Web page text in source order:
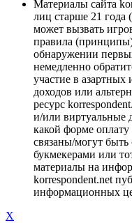
Материалы сайта
лиц старше 21 года
может вызвать
правила
обнаружении
немедленно
участие в азартных
доходов или
ресурс
и/или виртуальные
какой форме
связаны/могут
букмекерами или
материалы на
korrespondent.net
информационных
X